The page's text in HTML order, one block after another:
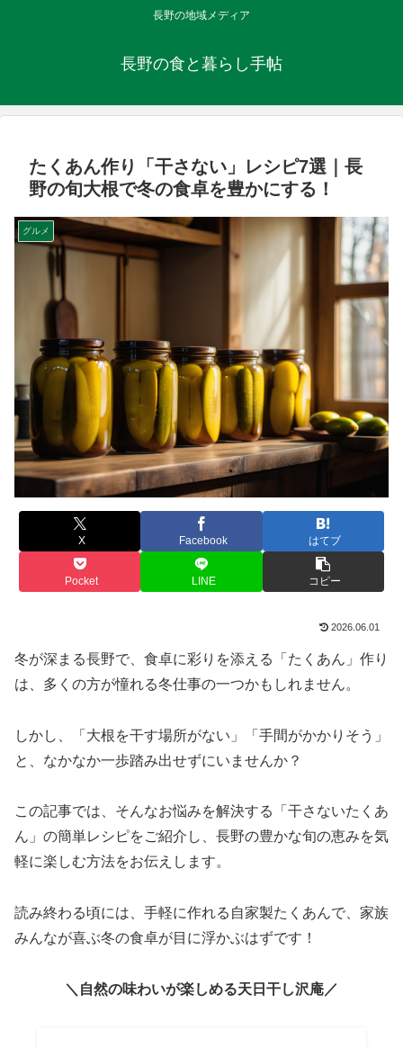
長野の地域メディア
長野の食と暮らし手帖
たくあん作り「干さない」レシピ7選｜長
野の旬大根で冬の食卓を豊かにする！
グルメ
X Facebook はてブ
Pocket LINE コピー
2026.06.01
冬が深まる長野で、食卓に彩りを添える「たくあん」作り
は、多くの方が憧れる冬仕事の一つかもしれません。
しかし、「大根を干す場所がない」「手間がかかりそう」
と、なかなか一歩踏み出せずにいませんか？
この記事では、そんなお悩みを解決する「干さないたくあ
ん」の簡単レシピをご紹介し、長野の豊かな旬の恵みを気
軽に楽しむ方法をお伝えします。
読み終わる頃には、手軽に作れる自家製たくあんで、家族
みんなが喜ぶ冬の食卓が目に浮かぶはずです！
＼自然の味わいが楽しめる天日干し沢庵／